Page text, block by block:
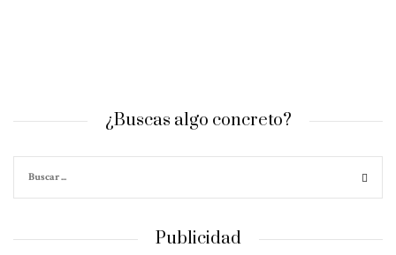
¿Buscas algo concreto?
Publicidad